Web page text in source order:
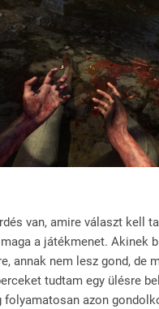
van, amire választ kell
a játékmenet. Akinek
annak nem lesz gond, de
tudtam egy ülésre
folyamatosan azon